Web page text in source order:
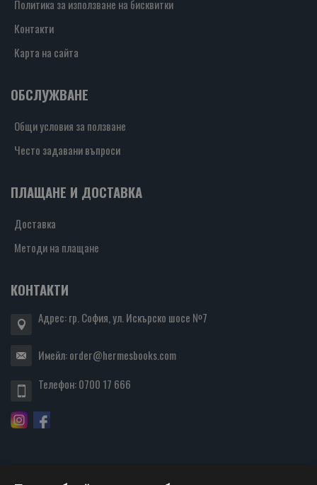
Политика за използване на бисквитки
Контакти
Карта на сайта
ОБСЛУЖВАНЕ
Общи условия за ползване
Често задавани въпроси
ПЛАЩАНЕ И ДОСТАВКА
Доставка
Методи на плащане
КОНТАКТИ
Адрес: гр. София, ул. Искърско шосе №7
Имейл:order@hermesbooks.com
Телефон:0700 17 666